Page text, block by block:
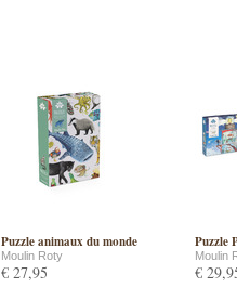
Puzzle animaux du monde
Moulin Roty
€ 27,95
Puzzle
Moulin
€